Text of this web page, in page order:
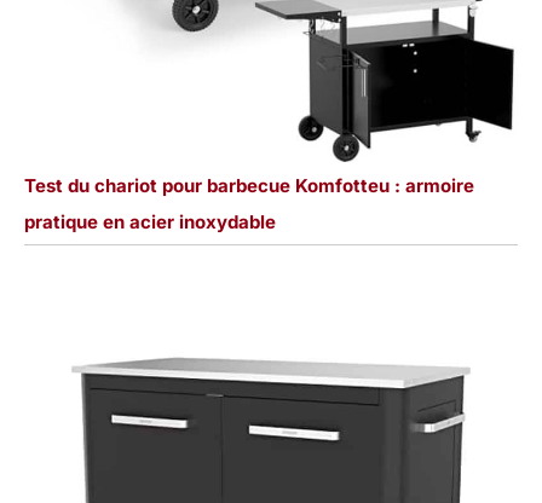
Test du chariot pour barbecue Komfotteu : armoire
pratique en acier inoxydable